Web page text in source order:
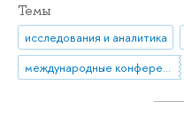
Темы
исследования и аналитика
международные конференции